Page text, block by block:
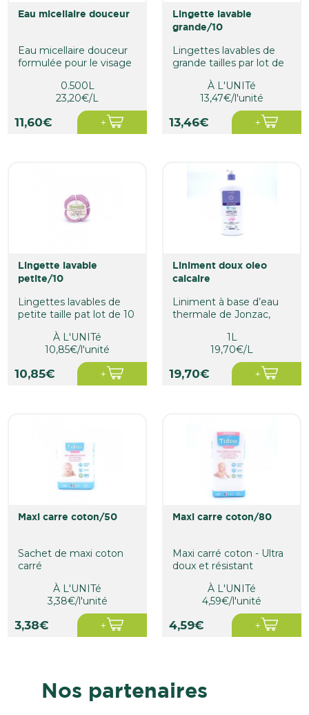
eau micellaire douceur
Eau micellaire douceur
formulée pour le visage
0.500L
23,20€/L
11,60€
lingette lavable
grande/10
Lingettes lavables de
grande tailles par lot de
À L'UNITé
13,47€/l'unité
13,46€
lingette lavable
petite/10
Lingettes lavables de
petite taille pat lot de 10
À L'UNITé
10,85€/l'unité
10,85€
liniment doux oleo
calcaire
Liniment à base d’eau
thermale de Jonzac,
1L
19,70€/L
19,70€
maxi carre coton/50
Sachet de maxi coton
carré
À L'UNITé
3,38€/l'unité
3,38€
maxi carre coton/80
Maxi carré coton - Ultra
doux et résistant
À L'UNITé
4,59€/l'unité
4,59€
Nos partenaires